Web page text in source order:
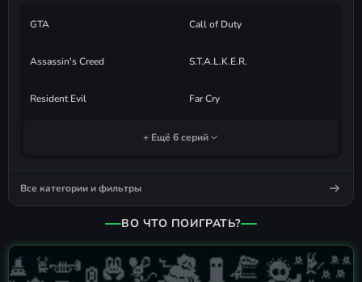
GTA Call of Duty
Assassin's Creed S.T.A.L.K.E.R.
Resident Evil Far Cry
+ Ещё 6 серий
Все категории и фильтры
ВО ЧТО ПОИГРАТЬ?